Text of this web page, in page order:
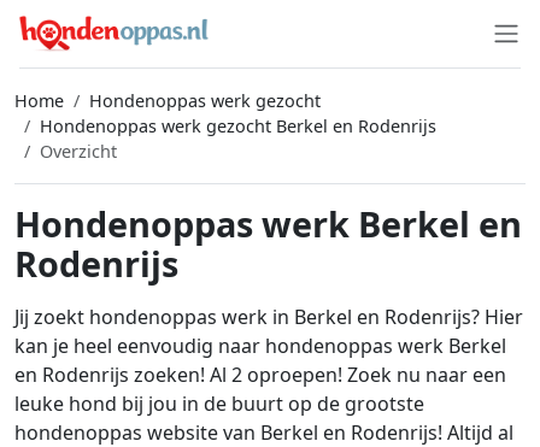
Home
Hondenoppas werk gezocht
Hondenoppas werk gezocht Berkel en Rodenrijs
Overzicht
Hondenoppas werk Berkel en
Rodenrijs
Jij zoekt hondenoppas werk in Berkel en Rodenrijs? Hier
kan je heel eenvoudig naar hondenoppas werk Berkel
en Rodenrijs zoeken! Al 2 oproepen! Zoek nu naar een
leuke hond bij jou in de buurt op de grootste
hondenoppas website van Berkel en Rodenrijs! Altijd al